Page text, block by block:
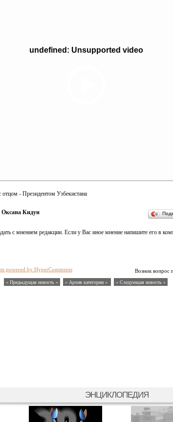
undefined: Unsupported video
- Президентом Узбекистана
Оксана Кидун
с мнением редакции. Если у Вас иное мнение напишите его в
Возник вопрос
powered by HyperComments
« Предыдущая новость « » Архив категории « » Следующая новость »
ЭНЦИКЛОПЕДИЯ